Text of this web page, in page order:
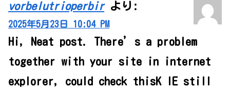
vorbelutrioperbir より:
2025年5月23日 10:04 PM
Hi, Neat post. There’s a problem
together with your site in internet
explorer, could check thisK IE still